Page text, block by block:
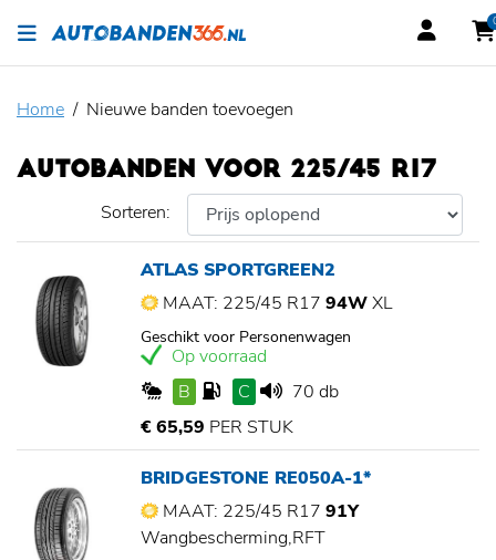
Home Nieuwe banden toevoegen
AUTOBANDEN VOOR 225/45 R17
Sorteren:
ATLAS SPORTGREEN2
MAAT: 225/45 R17 94WXL
Geschikt voor Personenwagen
Op voorraad
B
C
70 db
€ 65,59 PER STUK
BRIDGESTONE RE050A-1*
MAAT: 225/45 R17 91Y
Wangbescherming,RFT